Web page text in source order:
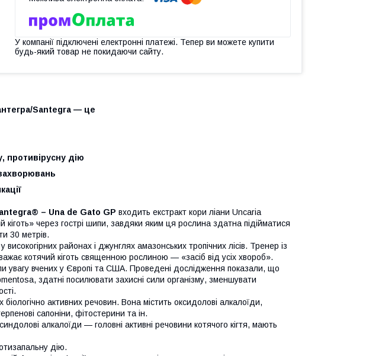
У компанії підключені електронні платежі. Тепер ви можете купити
будь-який товар не покидаючи сайту.
Santegra — це
противірусну дію
– Una de Gato GP входить екстракт кори ліани Uncaria
через гострі шипи, завдяки яким ця рослина здатна підійматися
30 метрів.
районах і джунглях амазонських тропічних лісів. Тренер із
котячий кіготь священною рослиною — «засіб від усіх хвороб».
увагу вчених у Європі та США. Проведені дослідження показали, що
здатні посилювати захисні сили організму, зменшувати
активних речовин. Вона містить оксидолові алкалоїди,
сапоніни, фітостерини та ін.
алкалоїди — головні активні речовини котячого кігтя, мають
дію.